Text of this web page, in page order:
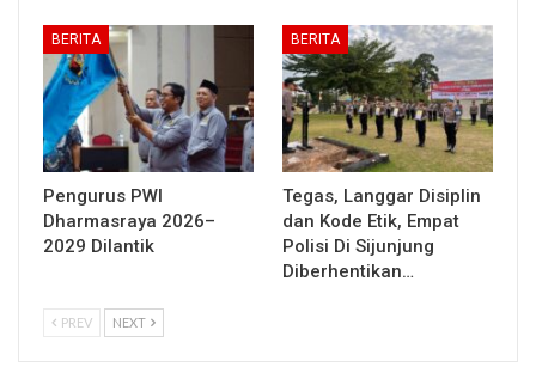
BERITA
Pengurus PWI
Dharmasraya 2026–
2029 Dilantik
BERITA
Tegas, Langgar Disiplin
dan Kode Etik, Empat
Polisi Di Sijunjung
Diberhentikan…
PREV NEXT